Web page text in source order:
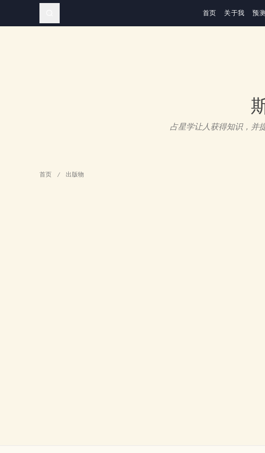
首页 关于我 预测
占星学让人获得知识，并
首页 / 出版物